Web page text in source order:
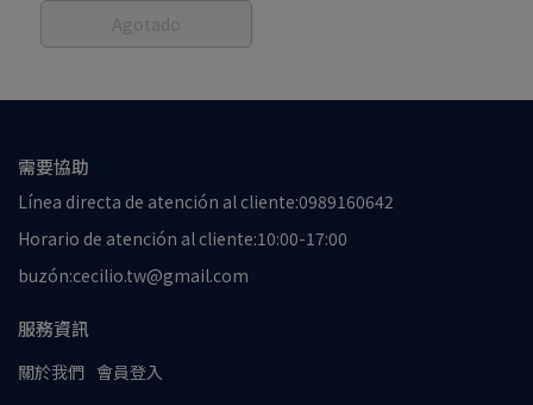
Agotado
需要協助
Línea directa de atención al cliente:0989160642
Horario de atención al cliente:10:00-17:00
buzón:cecilio.tw@gmail.com
服務資訊
關於我們 會員登入